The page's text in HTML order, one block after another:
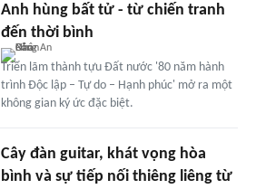
Anh hùng bất tử - từ chiến tranh
đến thời bình
Triển lãm thành tựu Đất nước '80 năm hành
trình Độc lập – Tự do – Hạnh phúc' mở ra một
không gian ký ức đặc biệt.
Cây đàn guitar, khát vọng hòa
bình và sự tiếp nối thiêng liêng từ